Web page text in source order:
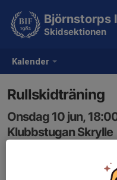
Kalender
Björnstorps
Skidsektionen
Rullskidträning
Onsdag 10 jun,
Klubbstugan Skrylle
Samling: 17:45,